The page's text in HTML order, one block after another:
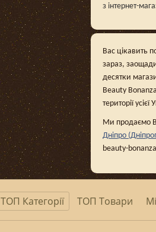
з інтернет-
Вас цікавить
зараз,
десятки
Beauty
території усієї
Ми продаємо
Дніпро
beauty-
ТОП Категорії ТОП Товари